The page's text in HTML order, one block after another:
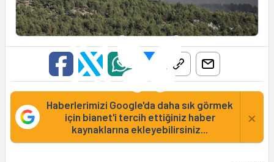
Haberlerimizi Google'da daha sık görmek
için bianet'i tercih ettiğiniz haber
kaynaklarına ekleyebilirsiniz...
×